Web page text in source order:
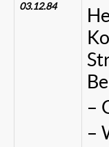
03.12.84
–
–